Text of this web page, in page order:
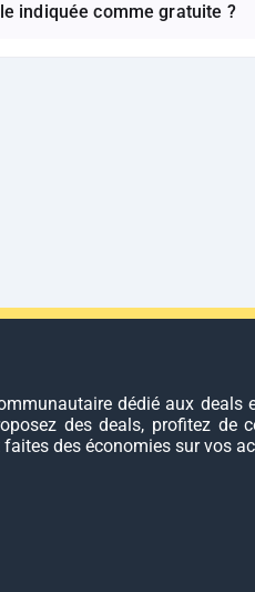
indiquée comme gratuite ?
dédié aux deals
des deals, profitez de
des économies sur vos